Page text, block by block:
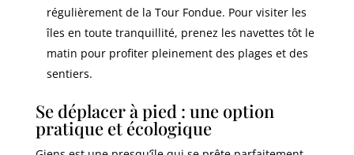
régulièrement de la Tour Fondue. Pour visiter les
îles en toute tranquillité, prenez les navettes tôt le
matin pour profiter pleinement des plages et des
sentiers.
Se déplacer à pied : une option
pratique et écologique